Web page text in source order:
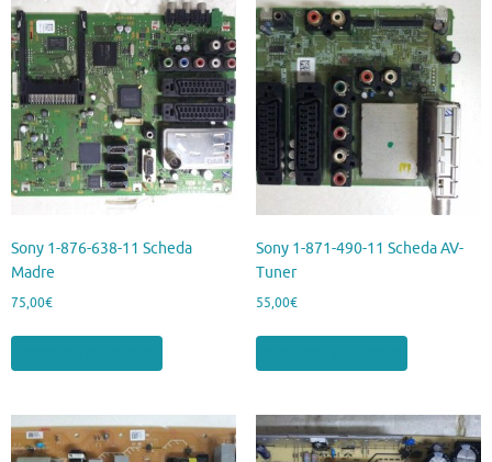
Sony 1-876-638-11 Scheda
Madre
75,00€
Sony 1-871-490-11 Scheda AV-
Tuner
55,00€